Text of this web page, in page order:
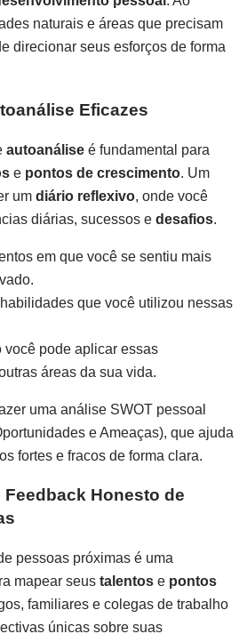
naturais e áreas que precisam
direcionar seus esforços de forma
Eficazes
autoanálise é fundamental para
e pontos de crescimento. Um
um diário reflexivo, onde você
diárias, sucessos e desafios.
em que você se sentiu mais
que você utilizou nessas
você pode aplicar essas
áreas da sua vida.
uma análise SWOT pessoal
e Ameaças), que ajuda
fortes e fracos de forma clara.
Honesto de
pessoas próximas é uma
mapear seus talentos e pontos
familiares e colegas de trabalho
únicas sobre suas